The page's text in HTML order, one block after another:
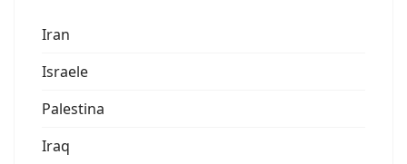
Iran
Israele
Palestina
Iraq